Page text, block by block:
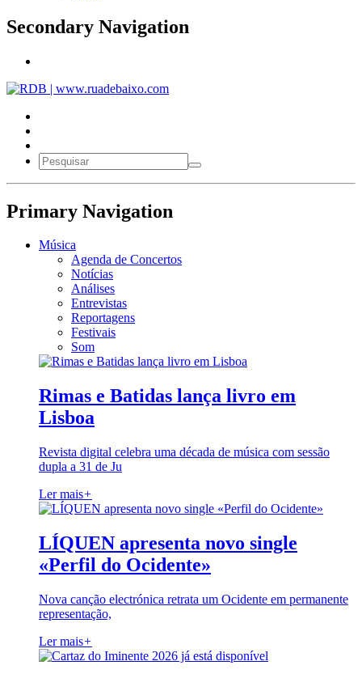
Secondary Navigation
Primary Navigation
Música
Agenda de Concertos
Notícias
Análises
Entrevistas
Reportagens
Festivais
Som
Rimas e Batidas lança livro em
Lisboa
Revista digital celebra uma década de música com sessão
dupla a 31 de Ju
Ler mais+
LÍQUEN apresenta novo single
«Perfil do Ocidente»
Nova canção electrónica retrata um Ocidente em permanente
representação,
Ler mais+